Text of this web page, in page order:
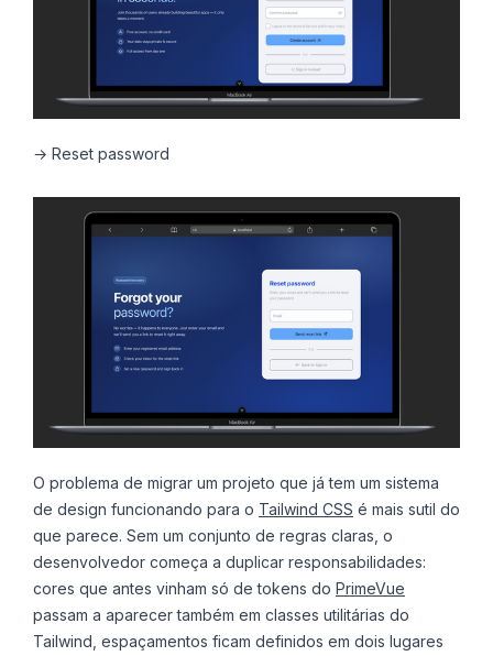
→ Reset password
O problema de migrar um projeto que já tem um sistema
de design funcionando para o Tailwind CSS é mais sutil do
que parece. Sem um conjunto de regras claras, o
desenvolvedor começa a duplicar responsabilidades:
cores que antes vinham só de tokens do PrimeVue
passam a aparecer também em classes utilitárias do
Tailwind, espaçamentos ficam definidos em dois lugares